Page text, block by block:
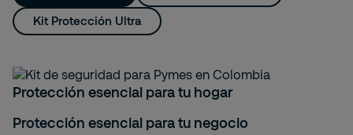
Kit Protección Ultra
Protección esencial para tu hogar
Protección esencial para tu negocio